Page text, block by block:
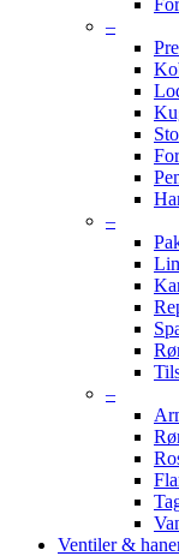
–
–
–
Ventiler &